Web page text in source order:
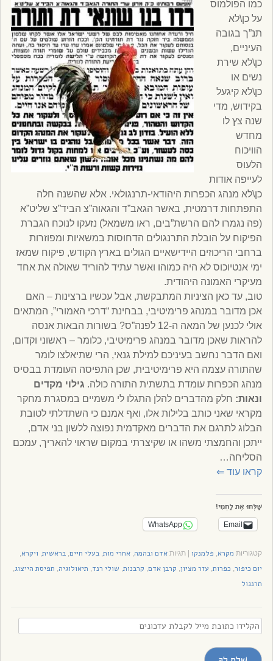
כמו הפולמוס
על כן\לא
תנ”ך בגובה
העיניים,
כן\לא שירת
נשים או
כן\לא קיגעל
בקידוש, מדי
שנה צץ לו
מחדש
הוויכוח
הלעוס
לעייפה אודות
כן\לא מנהג הכפרות היהודאי-תרנגולאי. אלא שהשנה חלה
התפתחות דרמטית, באשר הגאב”ד והגאוה”צ הביד”צ שליט”א
(פה נגמרו להם הרשת”בים, ראו משמאל) נזעקו לנוכח הגברת
הפיקוח על הובלת התרנגולים הדחוסות במשאיות ומפוזרות
ברחבי הריכוזים היידישאיים הגולים בארץ הקודש, פיקוח שמאז
ימי אנטיוכוס לא היה כמוהו ואשר עתיד להוריד שאולה את אחד
מעיקרי האמונה היהודית.
טוב, עד כאן הציניות המתבקשת, אבל עכשיו ברצינות – האם
אכן מדובר במנהג פרימיטיבי, בבחינת “דרכי האמורי”, המתאים
אולי לכנען של המאה ה-12 לפנה”ס? בשורות הבאות אנסה
להראות שאכן מדובר במנהג פרימיטיבי, כלומר – ראשוני וקדום,
ואם הדבר נחשב בעיניכם למילת גנאי, הרי שתיאלצו לומר
שהתורה עצמה היא פרימיטיבית, שכן התפיסה העומדת בבסיס
מנהג הכפרות עומדת בתשתית התורה כולה. גילוי מקדים
ונאות: חלק מהדברים להלן התגלו לי משמיים במסגרת מחקר
מקראי שאני כותב בלילות אלו, ואף אמנם כי השתדלתי לטובת
הבלוג לתרגם את הדברים מאקדמית נפוצה ללשון בני אדם,
ייתכן והחמצתי משהו או שקיצרתי במקום שראוי להאריך, עמכם
הסליחה…
קראו עוד⇐
שַׁלְּחוּ אֶת לַחְמִי!
Email
WhatsApp
קטגוריות מקרא, פלמנקו |תגיותאדם ובהמה,אחרי מות,בעלי חיים,בראשית, ויקרא,
יום כיפור, כפרות, עזר מציון, קרבן אדם, קרבנות, שולי רנד, תיאולוגיה, תפיסת הייצוג,
תרנגול
הקלידו
כתובת
מייל